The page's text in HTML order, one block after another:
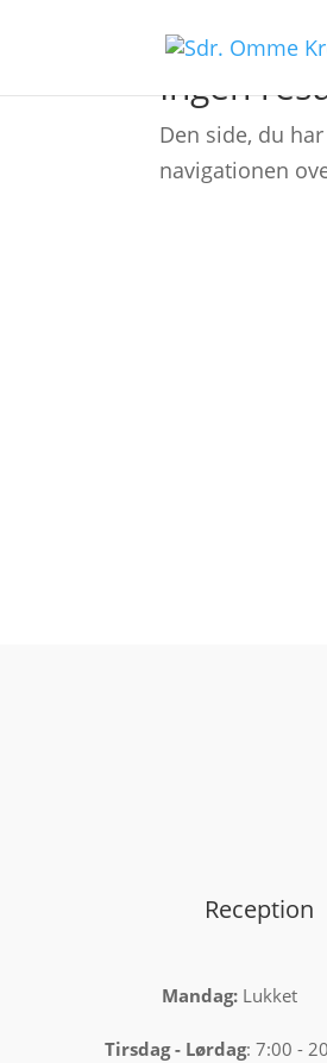
Ingen
Den side, du
navigationen
Reception
Mandag: Lukket
Tirsdag - Lørdag: 7:00 -